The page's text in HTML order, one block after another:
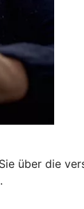
über die